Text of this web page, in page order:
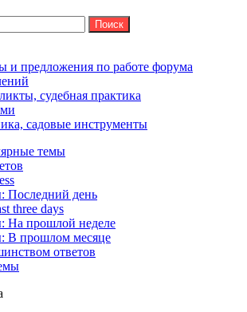
и предложения по работе форума
судебная практика
садовые инструменты
темы
Последний день
three days
На прошлой неделе
В прошлом месяце
ответов